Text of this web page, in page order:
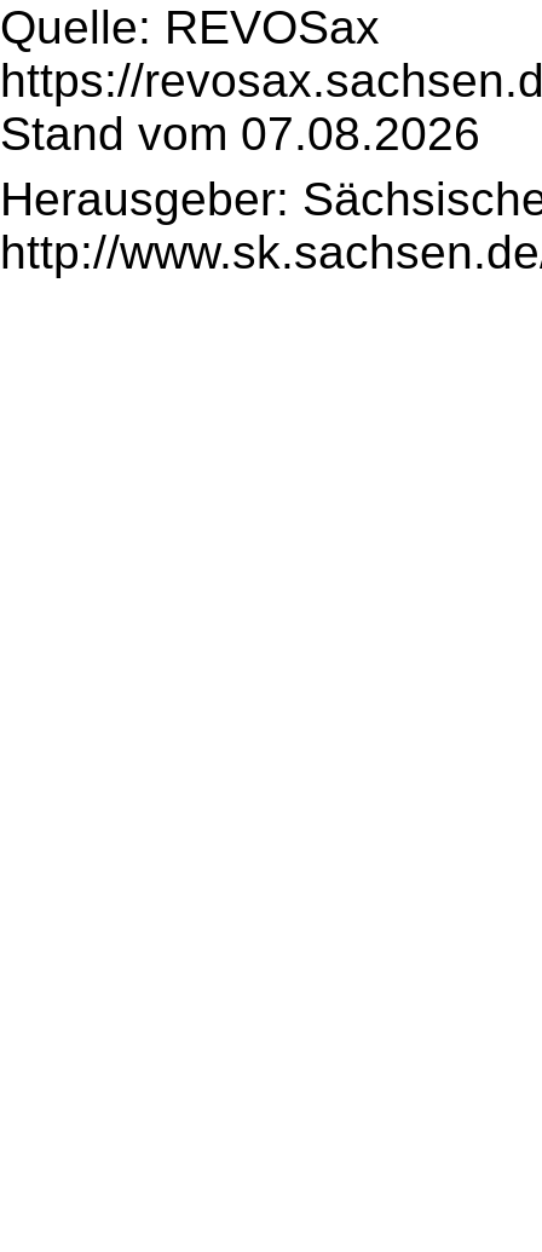
Quelle: REVOSax
https://
Stand vom 07.08.2026
Herausgeber:
http://